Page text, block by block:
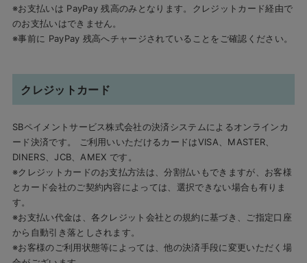
※お支払いは PayPay 残高のみとなります。クレジットカード経由で
のお支払いはできません。
※事前に PayPay 残高へチャージされていることをご確認ください。
クレジットカード
SBペイメントサービス株式会社の決済システムによるオンラインカ
ード決済です。 ご利用いいただけるカードはVISA、MASTER、
DINERS、JCB、AMEX です。
※クレジットカードのお支払方法は、分割払いもできますが、お客様
とカード会社のご契約内容によっては、選択できない場合も有りま
す。
※お支払い代金は、各クレジット会社との規約に基づき、ご指定口座
から自動引き落としされます。
※お客様のご利用状態等によっては、他の決済手段に変更いただく場